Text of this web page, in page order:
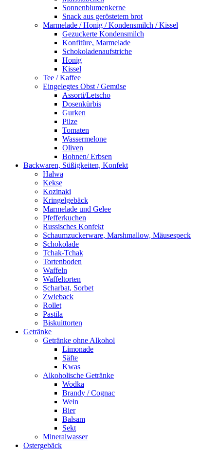
Sonnenblumenkerne
Snack aus geröstetem brot
Marmelade / Honig / Kondensmilch / Kissel
Gezuckerte Kondensmilch
Konfitüre, Marmelade
Schokoladenaufstriche
Honig
Kissel
Tee / Kaffee
Eingelegtes Obst / Gemüse
Assorti/Letscho
Dosenkürbis
Gurken
Pilze
Tomaten
Wassermelone
Oliven
Bohnen/ Erbsen
Backwaren, Süßigkeiten, Konfekt
Halwa
Kekse
Kozinaki
Kringelgebäck
Marmelade und Gelee
Pfefferkuchen
Russisches Konfekt
Schaumzuckerware, Marshmallow, Mäusespeck
Schokolade
Tchak-Tchak
Tortenboden
Waffeln
Waffeltorten
Scharbat, Sorbet
Zwieback
Rollet
Pastila
Biskuittorten
Getränke
Getränke ohne Alkohol
Limonade
Säfte
Kwas
Alkoholische Getränke
Wodka
Brandy / Cognac
Wein
Bier
Balsam
Sekt
Mineralwasser
Ostergebäck